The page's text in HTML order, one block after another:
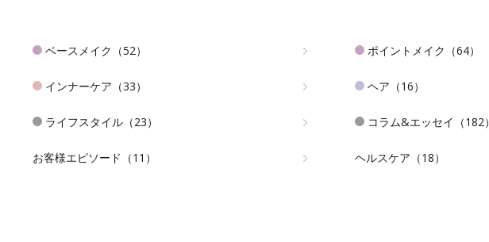
ベースメイク（52） ポイントメイク（64）
インナーケア（33） ヘア（16）
ライフスタイル（23） コラム&エッセイ（182）
お客様エピソード（11） ヘルスケア（18）